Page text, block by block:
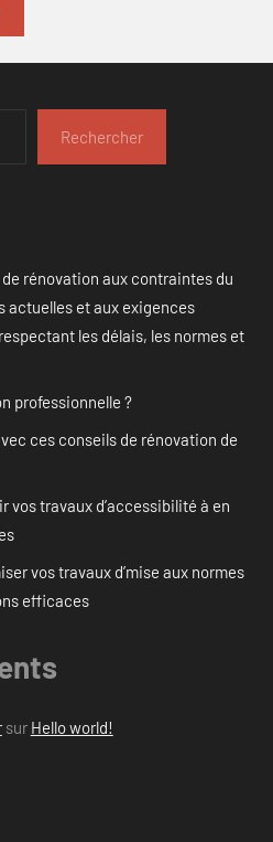
Rechercher
rénovation aux contraintes du
actuelles et aux exigences
les délais, les normes et
professionnelle ?
ces conseils de rénovation de
vos travaux d’accessibilité à en
vos travaux d’mise aux normes
efficaces
sur Hello world!